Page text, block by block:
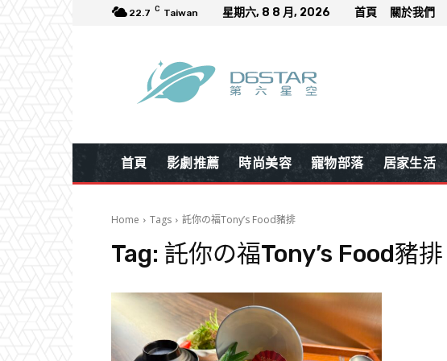
22.7 C Taiwan 星期六, 8 8 月, 2026 首頁 關於我們
首頁 影劇推薦 時尚美容 寵物部落 居家生活
Home Tags 託你の福Tony’s Food豬排
Tag: 託你の福Tony’s Food豬排